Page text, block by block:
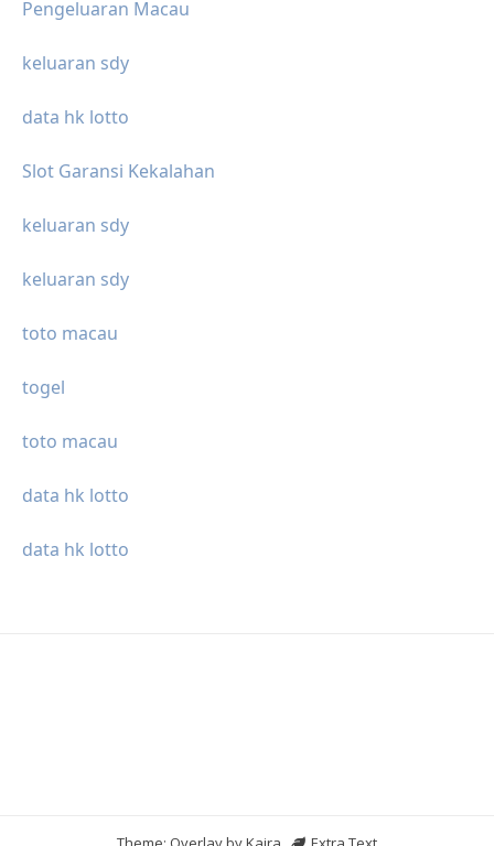
Pengeluaran Macau
keluaran sdy
data hk lotto
Slot Garansi Kekalahan
keluaran sdy
keluaran sdy
toto macau
togel
toto macau
data hk lotto
data hk lotto